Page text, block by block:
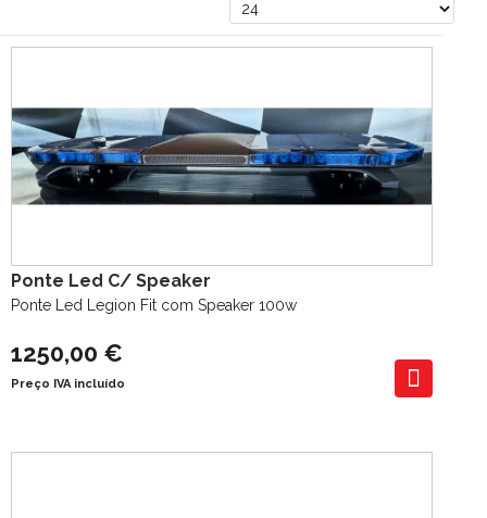
Ponte Led C/ Speaker
Ponte Led Legion Fit com Speaker 100w
1250,00 €
Preço IVA incluído